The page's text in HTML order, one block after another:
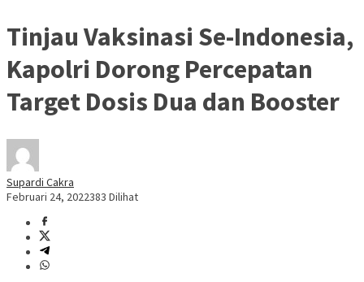
Tinjau Vaksinasi Se-Indonesia,
Kapolri Dorong Percepatan
Target Dosis Dua dan Booster
Supardi Cakra
Februari 24, 2022383 Dilihat